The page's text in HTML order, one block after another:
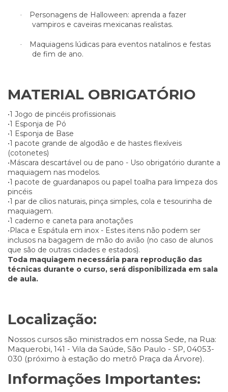
·
Personagens de Halloween: aprenda a fazer
vampiros e caveiras mexicanas realistas.
·
Maquiagens lúdicas para eventos natalinos e festas
de fim de ano.
MATERIAL OBRIGATÓRIO
•1 Jogo de pincéis profissionais
•1 Esponja de Pó
•1 Esponja de Base
•1 pacote grande de algodão e de hastes flexíveis
(cotonetes)
•Máscara descartável ou de pano - Uso obrigatório durante a
maquiagem nas modelos.
•1 pacote de guardanapos ou papel toalha para limpeza dos
pincéis
•1 par de cílios naturais, pinça simples, cola e tesourinha de
maquiagem.
•1 caderno e caneta para anotações
•Placa e Espátula em inox - Estes itens não podem ser
inclusos na bagagem de mão do avião (no caso de alunos
que são de outras cidades e estados).
Toda maquiagem necessária para reprodução das
técnicas durante o curso, será disponibilizada em sala
de aula.
Localização:
Nossos cursos são ministrados em nossa Sede, na Rua:
Maquerobi, 141 - Vila da Saúde, São Paulo - SP, 04053-
030 (próximo à estação do metrô Praça da Árvore).
Informações Importantes: